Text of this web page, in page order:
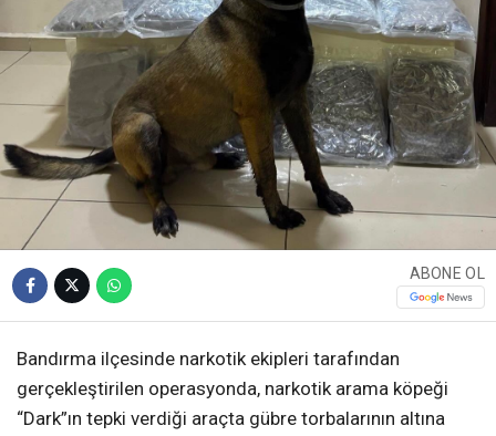
ABONE OL
Bandırma ilçesinde narkotik ekipleri tarafından
gerçekleştirilen operasyonda, narkotik arama köpeği
“Dark”ın tepki verdiği araçta gübre torbalarının altına